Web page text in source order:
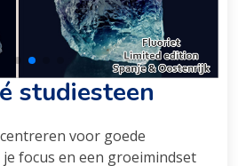
studiesteen
voor goede
focus en een groeimindset